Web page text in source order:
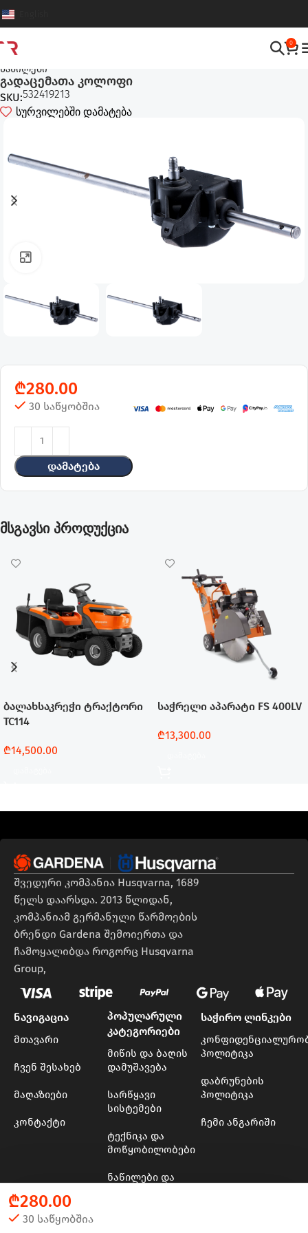
0
ნაწილები
გადაცემათა კოლოფი
SKU:532419213
სურვილებში დამატება
₾280.00
30 საწყობშია
Დამატება
₾280.00
30 საწყობშია
მსგავსი პროდუქცია
ბალახსაკრეჭი ტრაქტორი
TC114
₾14,500.00
საჭრელი აპარატი FS 400LV
₾13,300.00
შვედური კომპანია Husqvarna, 1689
წელს დაარსდა. 2013 წლიდან,
კომპანიამ გერმანული წარმოების
ბრენდი Gardena შემოიერთა და
ჩამოყალიბდა როგორც Husqvarna
Group,
ნავიგაცია
მთავარი
ჩვენ შესახებ
მაღაზიები
კონტაქტი
პოპულარული
კატეგორიები
მიწის და ბაღის
დამუშავება
სარწყავი
სისტემები
ტექნიკა და
მოწყობილობები
ნაწილები და
საჭირო ლინკები
პოლიტიკა
დაბრუნების
პოლიტიკა
ჩემი ანგარიში